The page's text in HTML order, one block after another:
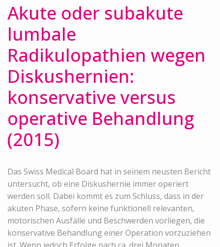
Akute oder subakute
lumbale
Radikulopathien wegen
Diskushernien:
konservative versus
operative Behandlung
(2015)
Das Swiss Medical Board hat in seinem neusten Bericht
untersucht, ob eine Diskushernie immer operiert
werden soll. Dabei kommt es zum Schluss, dass in der
akuten Phase, sofern keine funktionell relevanten,
motorischen Ausfälle und Beschwerden vorliegen, die
konservative Behandlung einer Operation vorzuziehen